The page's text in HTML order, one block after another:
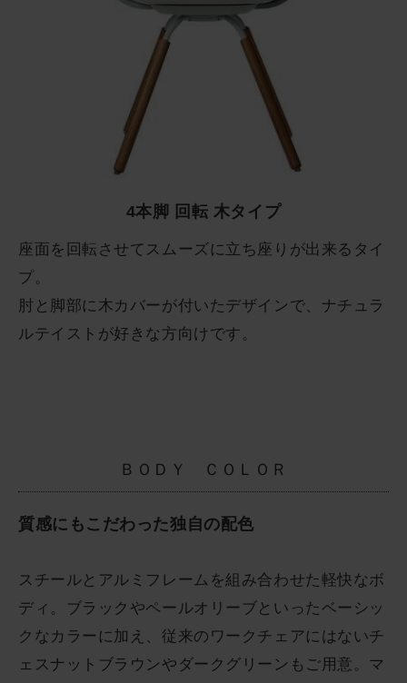
4本脚 回転 木タイプ
座面を回転させてスムーズに立ち座りが出来るタイ
プ。
肘と脚部に木カバーが付いたデザインで、ナチュラ
ルテイストが好きな方向けです。
ＢＯＤＹ ＣＯＬＯＲ
質感にもこだわった独自の配色
スチールとアルミフレームを組み合わせた軽快なボ
ディ。ブラックやペールオリーブといったベーシッ
クなカラーに加え、従来のワークチェアにはないチ
ェスナットブラウンやダークグリーンもご用意。マ